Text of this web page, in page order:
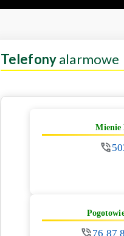
Telefonyalarmowe
Mienie
76 87